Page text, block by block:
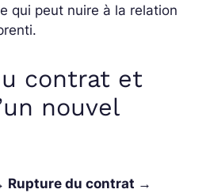
qui peut nuire à la relation
contrat et
nouvel
Rupture du contrat →